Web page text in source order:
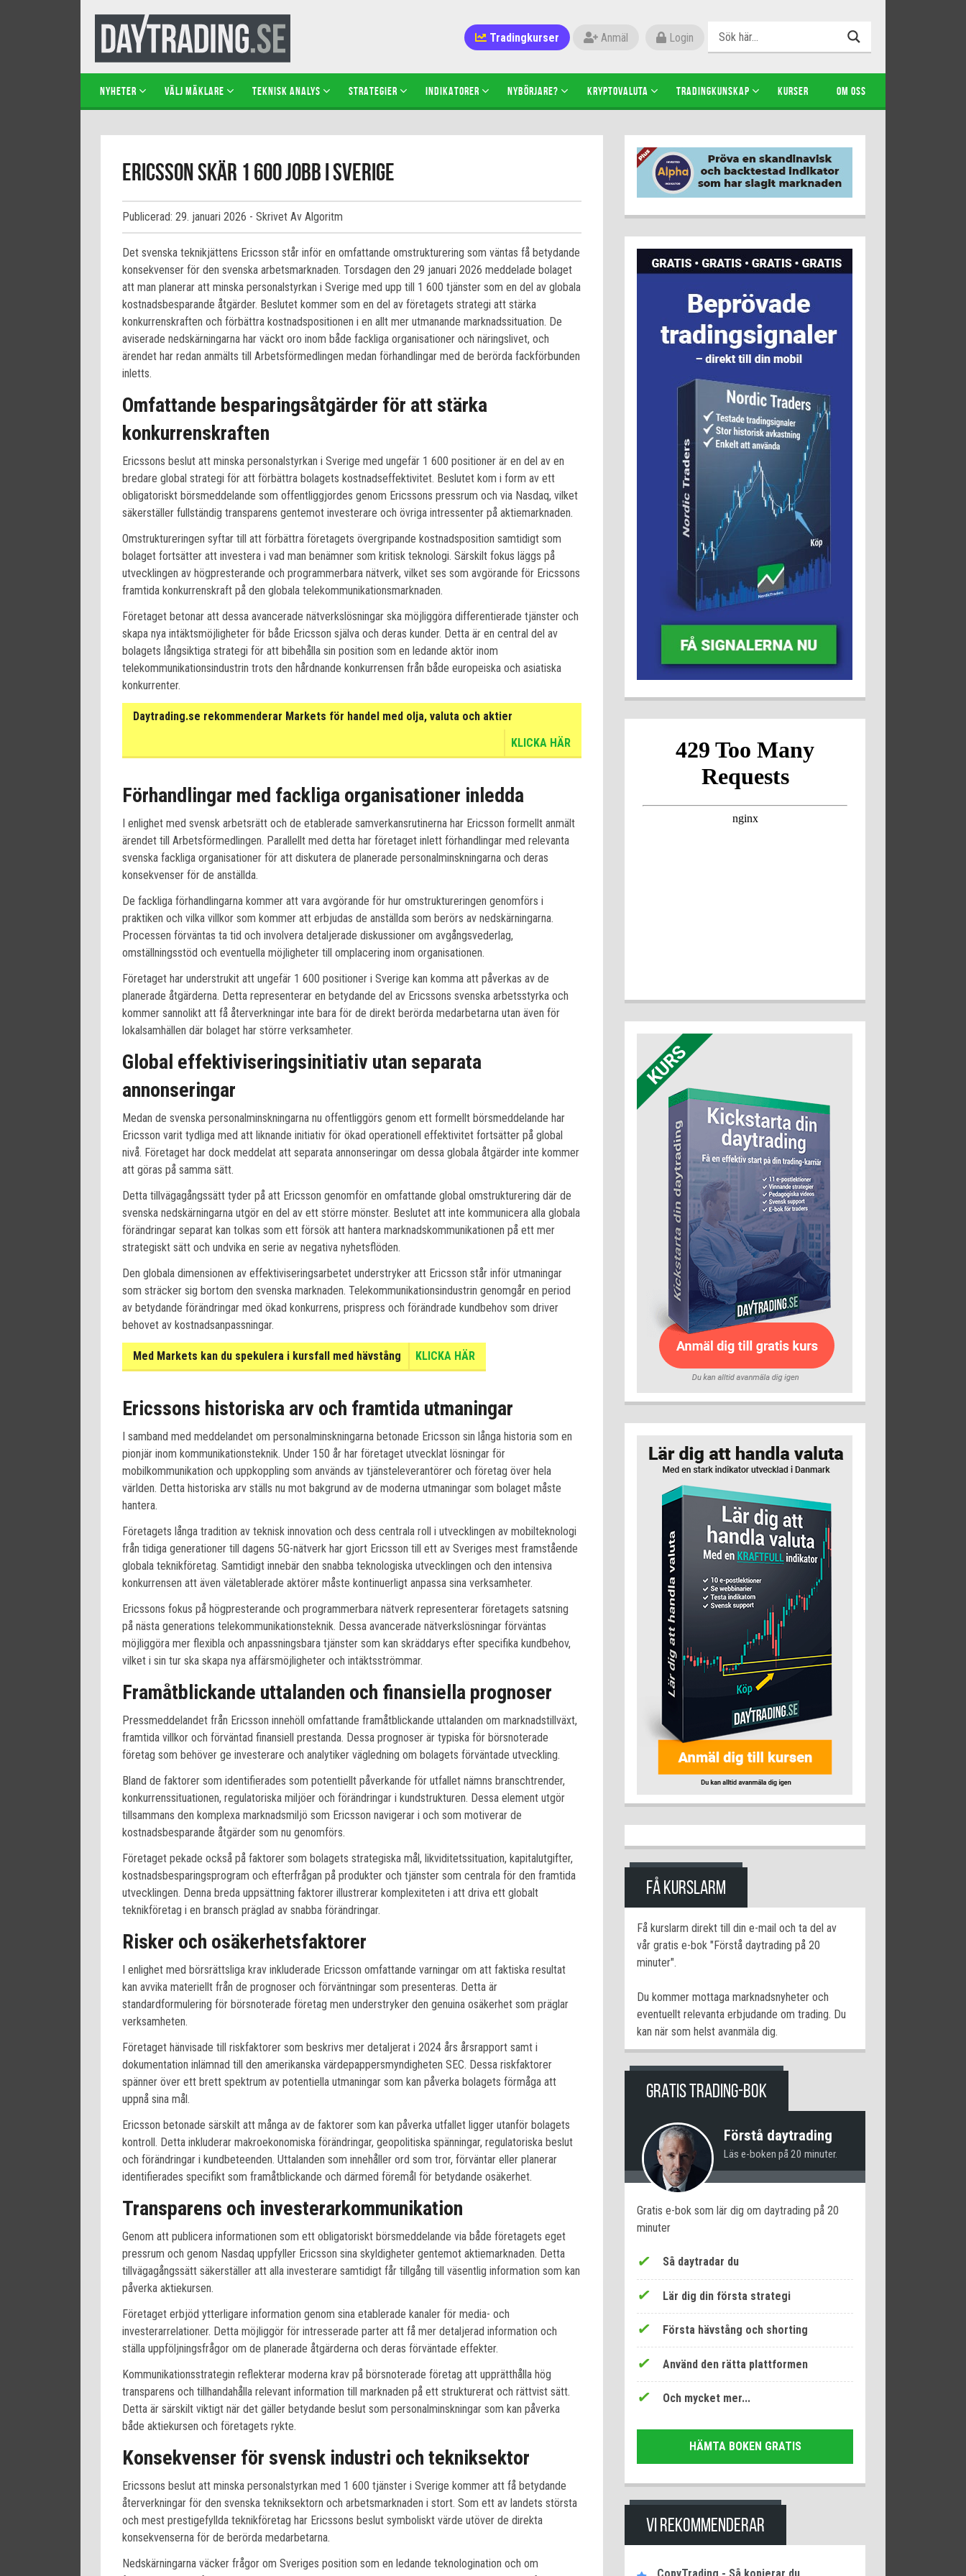
Tradingkurser Anmäl Login
NYHETER VÄLJ MÄKLARE TEKNISK ANALYS STRATEGIER INDIKATORER NYBÖRJARE? KRYPTOVALUTA TRADINGKUNSKAP KURSER OM OSS
Ericsson skär 1 600 jobb i Sverige
Publicerad: 29. januari 2026 - Skrivet Av Algoritm
Det svenska teknikjättens Ericsson står inför en omfattande omstrukturering som väntas få betydande
konsekvenser för den svenska arbetsmarknaden. Torsdagen den 29 januari 2026 meddelade bolaget
att man planerar att minska personalstyrkan i Sverige med upp till 1 600 tjänster som en del av globala
kostnadsbesparande åtgärder. Beslutet kommer som en del av företagets strategi att stärka
konkurrenskraften och förbättra kostnadspositionen i en allt mer utmanande marknadssituation. De
aviserade nedskärningarna har väckt oro inom både fackliga organisationer och näringslivet, och
ärendet har redan anmälts till Arbetsförmedlingen medan förhandlingar med de berörda fackförbunden
inletts.
Omfattande besparingsåtgärder för att stärka
konkurrenskraften
Ericssons beslut att minska personalstyrkan i Sverige med ungefär 1 600 positioner är en del av en
bredare global strategi för att förbättra bolagets kostnadseffektivitet. Beslutet kom i form av ett
obligatoriskt börsmeddelande som offentliggjordes genom Ericssons pressrum och via Nasdaq, vilket
säkerställer fullständig transparens gentemot investerare och övriga intressenter på aktiemarknaden.
Omstruktureringen syftar till att förbättra företagets övergripande kostnadsposition samtidigt som
bolaget fortsätter att investera i vad man benämner som kritisk teknologi. Särskilt fokus läggs på
utvecklingen av högpresterande och programmerbara nätverk, vilket ses som avgörande för Ericssons
framtida konkurrenskraft på den globala telekommunikationsmarknaden.
Företaget betonar att dessa avancerade nätverkslösningar ska möjliggöra differentierade tjänster och
skapa nya intäktsmöjligheter för både Ericsson själva och deras kunder. Detta är en central del av
bolagets långsiktiga strategi för att bibehålla sin position som en ledande aktör inom
telekommunikationsindustrin trots den hårdnande konkurrensen från både europeiska och asiatiska
konkurrenter.
Daytrading.se rekommenderar Markets för handel med olja, valuta och aktier
KLICKA HÄR
Förhandlingar med fackliga organisationer inledda
I enlighet med svensk arbetsrätt och de etablerade samverkansrutinerna har Ericsson formellt anmält
ärendet till Arbetsförmedlingen. Parallellt med detta har företaget inlett förhandlingar med relevanta
svenska fackliga organisationer för att diskutera de planerade personalminskningarna och deras
konsekvenser för de anställda.
De fackliga förhandlingarna kommer att vara avgörande för hur omstruktureringen genomförs i
praktiken och vilka villkor som kommer att erbjudas de anställda som berörs av nedskärningarna.
Processen förväntas ta tid och involvera detaljerade diskussioner om avgångsvederlag,
omställningsstöd och eventuella möjligheter till omplacering inom organisationen.
Företaget har understrukit att ungefär 1 600 positioner i Sverige kan komma att påverkas av de
planerade åtgärderna. Detta representerar en betydande del av Ericssons svenska arbetsstyrka och
kommer sannolikt att få återverkningar inte bara för de direkt berörda medarbetarna utan även för
lokalsamhällen där bolaget har större verksamheter.
Global effektiviseringsinitiativ utan separata
annonseringar
Medan de svenska personalminskningarna nu offentliggörs genom ett formellt börsmeddelande har
Ericsson varit tydliga med att liknande initiativ för ökad operationell effektivitet fortsätter på global
nivå. Företaget har dock meddelat att separata annonseringar om dessa globala åtgärder inte kommer
att göras på samma sätt.
Detta tillvägagångssätt tyder på att Ericsson genomför en omfattande global omstrukturering där de
svenska nedskärningarna utgör en del av ett större mönster. Beslutet att inte kommunicera alla globala
förändringar separat kan tolkas som ett försök att hantera marknadskommunikationen på ett mer
strategiskt sätt och undvika en serie av negativa nyhetsflöden.
Den globala dimensionen av effektiviseringsarbetet understryker att Ericsson står inför utmaningar
som sträcker sig bortom den svenska marknaden. Telekommunikationsindustrin genomgår en period
av betydande förändringar med ökad konkurrens, prispress och förändrade kundbehov som driver
behovet av kostnadsanpassningar.
Med Markets kan du spekulera i kursfall med hävstång KLICKA HÄR
Ericssons historiska arv och framtida utmaningar
I samband med meddelandet om personalminskningarna betonade Ericsson sin långa historia som en
pionjär inom kommunikationsteknik. Under 150 år har företaget utvecklat lösningar för
mobilkommunikation och uppkoppling som används av tjänsteleverantörer och företag över hela
världen. Detta historiska arv ställs nu mot bakgrund av de moderna utmaningar som bolaget måste
hantera.
Företagets långa tradition av teknisk innovation och dess centrala roll i utvecklingen av mobilteknologi
från tidiga generationer till dagens 5G-nätverk har gjort Ericsson till ett av Sveriges mest framstående
globala teknikföretag. Samtidigt innebär den snabba teknologiska utvecklingen och den intensiva
konkurrensen att även väletablerade aktörer måste kontinuerligt anpassa sina verksamheter.
Ericssons fokus på högpresterande och programmerbara nätverk representerar företagets satsning
på nästa generations telekommunikationsteknik. Dessa avancerade nätverkslösningar förväntas
möjliggöra mer flexibla och anpassningsbara tjänster som kan skräddarys efter specifika kundbehov,
vilket i sin tur ska skapa nya affärsmöjligheter och intäktsströmmar.
Framåtblickande uttalanden och finansiella prognoser
Pressmeddelandet från Ericsson innehöll omfattande framåtblickande uttalanden om marknadstillväxt,
framtida villkor och förväntad finansiell prestanda. Dessa prognoser är typiska för börsnoterade
företag som behöver ge investerare och analytiker vägledning om bolagets förväntade utveckling.
Bland de faktorer som identifierades som potentiellt påverkande för utfallet nämns branschtrender,
konkurrenssituationen, regulatoriska miljöer och förändringar i kundstrukturen. Dessa element utgör
tillsammans den komplexa marknadsmiljö som Ericsson navigerar i och som motiverar de
kostnadsbesparande åtgärder som nu genomförs.
Företaget pekade också på faktorer som bolagets strategiska mål, likviditetssituation, kapitalutgifter,
kostnadsbesparingsprogram och efterfrågan på produkter och tjänster som centrala för den framtida
utvecklingen. Denna breda uppsättning faktorer illustrerar komplexiteten i att driva ett globalt
teknikföretag i en bransch präglad av snabba förändringar.
Risker och osäkerhetsfaktorer
I enlighet med börsrättsliga krav inkluderade Ericsson omfattande varningar om att faktiska resultat
kan avvika materiellt från de prognoser och förväntningar som presenteras. Detta är
standardformulering för börsnoterade företag men understryker den genuina osäkerhet som präglar
verksamheten.
Företaget hänvisade till riskfaktorer som beskrivs mer detaljerat i 2024 års årsrapport samt i
dokumentation inlämnad till den amerikanska värdepappersmyndigheten SEC. Dessa riskfaktorer
spänner över ett brett spektrum av potentiella utmaningar som kan påverka bolagets förmåga att
uppnå sina mål.
Ericsson betonade särskilt att många av de faktorer som kan påverka utfallet ligger utanför bolagets
kontroll. Detta inkluderar makroekonomiska förändringar, geopolitiska spänningar, regulatoriska beslut
och förändringar i kundbeteenden. Uttalanden som innehåller ord som tror, förväntar eller planerar
identifierades specifikt som framåtblickande och därmed föremål för betydande osäkerhet.
Transparens och investerarkommunikation
Genom att publicera informationen som ett obligatoriskt börsmeddelande via både företagets eget
pressrum och genom Nasdaq uppfyller Ericsson sina skyldigheter gentemot aktiemarknaden. Detta
tillvägagångssätt säkerställer att alla investerare samtidigt får tillgång till väsentlig information som kan
påverka aktiekursen.
Företaget erbjöd ytterligare information genom sina etablerade kanaler för media- och
investerarrelationer. Detta möjliggör för intresserade parter att få mer detaljerad information och
ställa uppföljningsfrågor om de planerade åtgärderna och deras förväntade effekter.
Kommunikationsstrategin reflekterar moderna krav på börsnoterade företag att upprätthålla hög
transparens och tillhandahålla relevant information till marknaden på ett strukturerat och rättvist sätt.
Detta är särskilt viktigt när det gäller betydande beslut som personalminskningar som kan påverka
både aktiekursen och företagets rykte.
Konsekvenser för svensk industri och tekniksektor
Ericssons beslut att minska personalstyrkan med 1 600 tjänster i Sverige kommer att få betydande
återverkningar för den svenska tekniksektorn och arbetsmarknaden i stort. Som ett av landets största
och mest prestigefyllda teknikföretag har Ericssons beslut symboliskt värde utöver de direkta
konsekvenserna för de berörda medarbetarna.
Nedskärningarna väcker frågor om Sveriges position som en ledande teknologination och om
FÅ KURSLARM
Få kurslarm direkt till din e-mail och ta del av
vår gratis e-bok "Förstå daytrading på 20
minuter".
Du kommer mottaga marknadsnyheter och
eventuellt relevanta erbjudande om trading. Du
kan när som helst avanmäla dig.
GRATIS TRADING-BOK
Förstå daytrading
Läs e-boken på 20 minuter.
Gratis e-bok som lär dig om daytrading på 20
minuter
Så daytradar du
Lär dig din första strategi
Första hävstång och shorting
Använd den rätta plattformen
Och mycket mer...
HÄMTA BOKEN GRATIS
VI REKOMMENDERAR